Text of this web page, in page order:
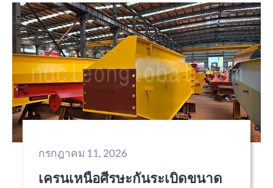
กรกฎาคม 11, 2026
เครนเหนือศีรษะกันระเบิดขนาด